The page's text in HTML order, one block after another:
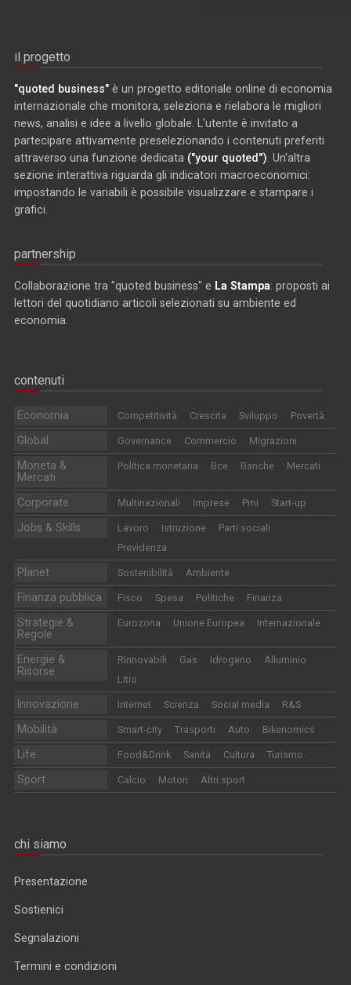
il progetto
"quoted business" è un progetto editoriale online di economia
internazionale che monitora, seleziona e rielabora le migliori
news, analisi e idee a livello globale. L'utente è invitato a
partecipare attivamente preselezionando i contenuti preferiti
attraverso una funzione dedicata ("your quoted") . Un'altra
sezione interattiva riguarda gli indicatori macroeconomici:
impostando le variabili è possibile visualizzare e stampare i
grafici.
partnership
Collaborazione tra "quoted business" e La Stampa: proposti ai
lettori del quotidiano articoli selezionati su ambiente ed
economia.
contenuti
Economia Competitività Crescita Sviluppo Povertà
Global Governance Commercio Migrazioni
Moneta &
Mercati
Politica monetaria Bce Banche Mercati
Corporate Multinazionali Imprese Pmi Start-up
Jobs & Skills Lavoro Istruzione
Parti sociali
Previdenza
Planet Sostenibilità Ambiente
Finanza pubblica Fisco Spesa Politiche Finanza
Strategie &
Regole
Eurozona Unione Europea Internazionale
Energie &
Risorse
Rinnovabili Gas Idrogeno
Alluminio
Litio
Innovazione Internet Scienza Social media R&S
Mobilità Smart-city Trasporti Auto Bikenomics
Life Food&Drink Sanità Cultura Turismo
Sport Calcio Motori Altri sport
chi siamo
Presentazione
Sostienici
Segnalazioni
Termini e condizioni